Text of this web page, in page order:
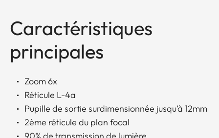
Caractéristiques
principales
Zoom 6x
Réticule L-4a
Pupille de sortie surdimensionnée jusqu’à 12mm
2ème réticule du plan focal
90% de transmission de lumière